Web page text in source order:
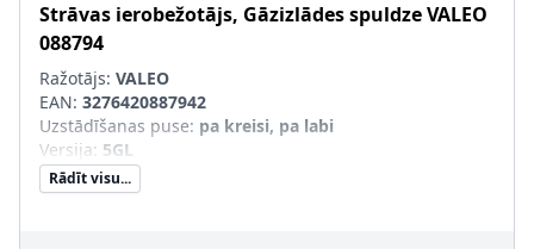
Strāvas ierobežotājs, Gāzizlādes spuldzeVALEO
088794
Ražotājs: VALEO
EAN: 3276420887942
Uzstādīšanas puse: pa kreisi, pa labi
Versija: 5GL
Rādīt visu...